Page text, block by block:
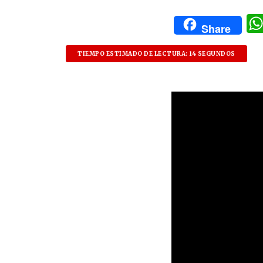
Share
TIEMPO ESTIMADO DE LECTURA: 14 SEGUNDOS